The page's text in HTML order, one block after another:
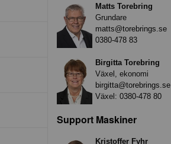
Matts Torebring
Grundare
matts@torebrings.se
0380-478 83
Birgitta Torebring
Växel, ekonomi
birgitta@torebrings.se
Växel: 0380-478 80
Support Maskiner
Kristoffer Fyhr